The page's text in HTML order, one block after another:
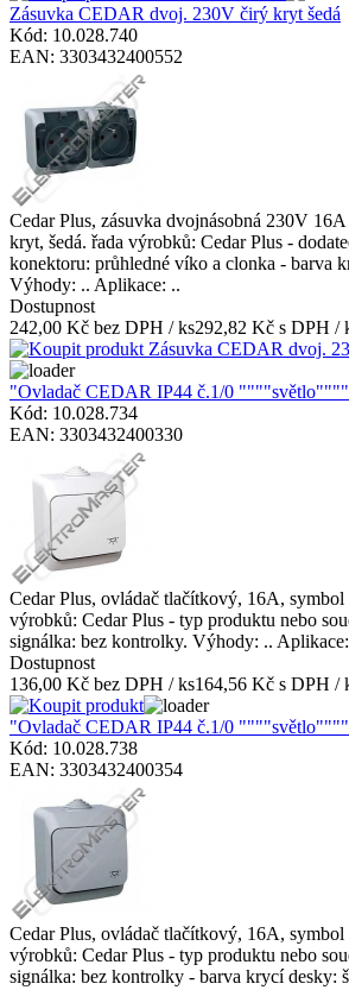
Zásuvka CEDAR dvoj. 230V čirý kryt šedá
Kód: 10.028.740
EAN: 3303432400552
Cedar Plus, zásuvka dvojnásobná 230V
kryt, šedá. řada výrobků: Cedar Plus -
konektoru: průhledné víko a clonka - barva
Výhody: .. Aplikace: ..
Dostupnost
242,00 Kč bez DPH / ks292,82 Kč s DPH /
"Ovladač CEDAR IP44 č.1/0
Kód: 10.028.734
EAN: 3303432400330
Cedar Plus, ovládač tlačítkový, 16A, symbol
výrobků: Cedar Plus - typ produktu nebo
signálka: bez kontrolky. Výhody: ..
Dostupnost
136,00 Kč bez DPH / ks164,56 Kč s DPH /
"Ovladač CEDAR IP44 č.1/0 """"světlo""""
Kód: 10.028.738
EAN: 3303432400354
Cedar Plus, ovládač tlačítkový, 16A, symbol
výrobků: Cedar Plus - typ produktu nebo
signálka: bez kontrolky - barva krycí desky: